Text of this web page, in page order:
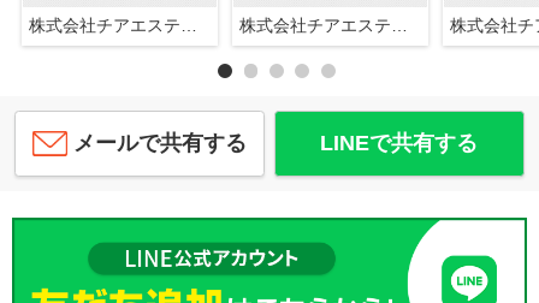
メールで共有する LINEで共有する